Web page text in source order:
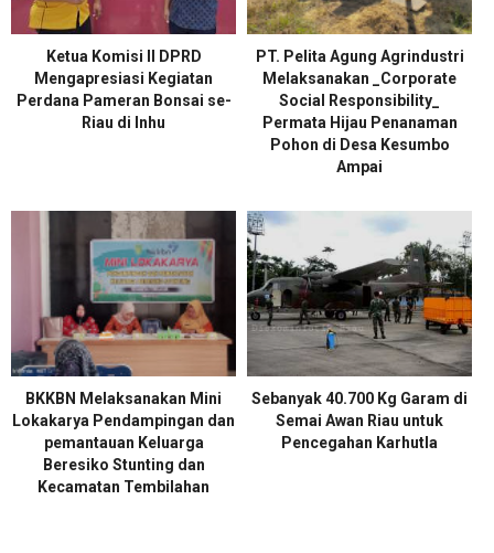
Ketua Komisi II DPRD
Mengapresiasi Kegiatan
Perdana Pameran Bonsai se-
Riau di Inhu
PT. Pelita Agung Agrindustri
Melaksanakan _Corporate
Social Responsibility_
Permata Hijau Penanaman
Pohon di Desa Kesumbo
Ampai
BKKBN Melaksanakan Mini
Lokakarya Pendampingan dan
pemantauan Keluarga
Beresiko Stunting dan
Kecamatan Tembilahan
Sebanyak 40.700 Kg Garam di
Semai Awan Riau untuk
Pencegahan Karhutla